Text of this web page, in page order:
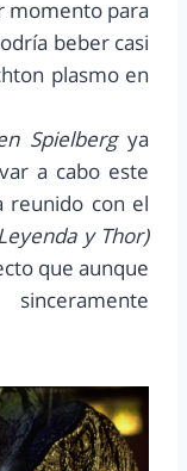
momento para
beber casi
plasmo en
Spielbergya
a cabo este
reunido con el
y Thor)
que aunque